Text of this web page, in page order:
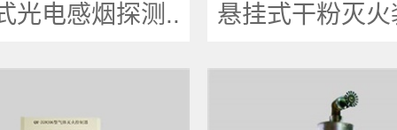
光电感烟探测.. 悬挂式干粉灭